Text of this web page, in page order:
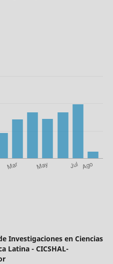
Investigaciones en Ciencias
Latina - CICSHAL-